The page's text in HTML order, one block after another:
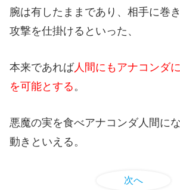
腕は有したままであり、相手に巻
攻撃を仕掛けるといった、
本来であれば人間にもアナコンダ
を可能とする。
悪魔の実を食べアナコンダ人間に
動きといえる。
次へ